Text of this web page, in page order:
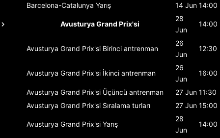
Barcelona-Catalunya Yarış 14 Jun 14:00
Avusturya Grand Prix'si
28
Jun
14:00
Avusturya Grand Prix'si Birinci antrenman
26
Jun
12:30
Avusturya Grand Prix'si İkinci antrenman
26
Jun
16:00
Avusturya Grand Prix'si Üçüncü antrenman 27 Jun 11:30
Avusturya Grand Prix'si Sıralama turları 27 Jun 15:00
Avusturya Grand Prix'si Yarış
28
Jun
14:00